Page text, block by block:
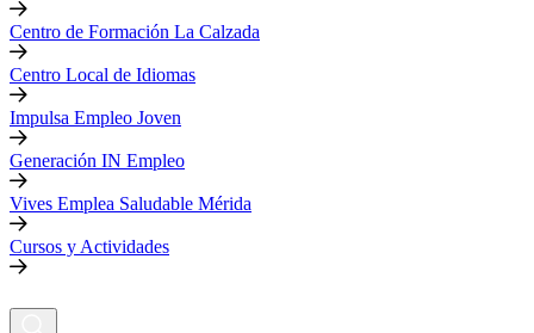
Centro de Formación La Calzada
Centro Local de Idiomas
Impulsa Empleo Joven
Generación IN Empleo
Vives Emplea Saludable Mérida
Cursos y Actividades